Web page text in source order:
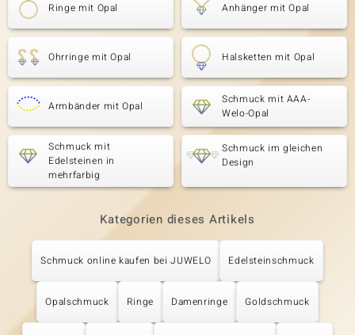
Ringe mit Opal Anhänger mit Opal
Ohrringe mit Opal Halsketten mit Opal
Armbänder mit Opal
Schmuck mit AAA-
Welo-Opal
Schmuck mit
Edelsteinen in
mehrfarbig
Schmuck im gleichen
Design
Kategorien dieses Artikels
Schmuck online kaufen bei JUWELO Edelsteinschmuck
Opalschmuck Ringe Damenringe Goldschmuck